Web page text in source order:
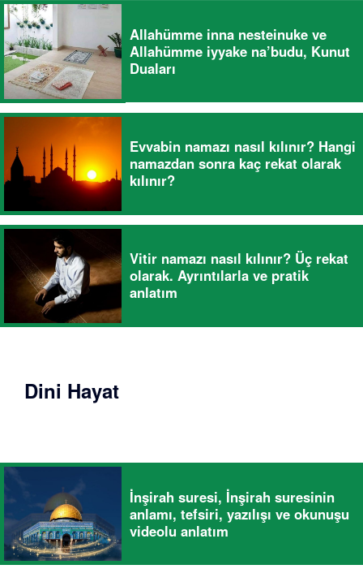
Allahümme inna nesteinuke ve
Allahümme iyyake na’budu, Kunut
Duaları
Evvabin namazı nasıl kılınır? Hangi
namazdan sonra kaç rekat olarak
kılınır?
Vitir namazı nasıl kılınır? Üç rekat
olarak. Ayrıntılarla ve pratik
anlatım
Dini Hayat
İnşirah suresi, İnşirah suresinin
anlamı, tefsiri, yazılışı ve okunuşu
videolu anlatım